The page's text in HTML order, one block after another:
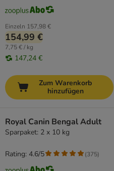
Einzeln 157,98 €
154,99 €
7,75 € / kg
147,24 €
Zum Warenkorb
hinzufügen
Royal Canin Bengal Adult
Sparpaket: 2 x 10 kg
Rating: 4.6/5 (375)